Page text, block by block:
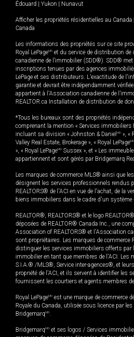
Édouard
Yukon Nunavut
Afficher les propriétés résidentielles au Canada
Canada
Les informations des propriétés sur ce site
Royal LePageMD et du service de distribution de
canadienne de l’immobilier (SDD®). SDD® met
inscriptions tenues par des agences
LePage et ses distributeurs. L'exactitude de
garantie et devrait être indépendamment
appartient à l'Association canadienne de
REALTOR.ca Installation de distribution de
*Tous les bureaux sont des propriétés
comprenant la mention « Services immobiliers
incluant sa division « Johnston & Daniel MD », «
Valley Real Estate, Brokerage », « Royal LePageMD
», « Royal LePageMD Sussex », et « Les
appartiennent et sont gérés par Bridgemarq
Les marques de commerce MLS® ainsi que
désignent les services professionnels rendus
REALTORS® de l'ACI en vue de l'achat, de la
biens immobiliers dans le cadre d'un système
REALTOR®, REALTORS® et le logo
déposées de REALTOR® Canada Inc., une
Association of REALTORS® et l'Association
sont propriétaires. Les marques de commerce
distinguer les services immobiliers offerts par
immobilier en tant que membres de l'ACI. Les
S.I.A.® /MLS®, Service inter-agences®, et
propriété de l'ACI, et ils servent à identifier les
fournissent les courtiers et agents membres
Royal LePageMD est une marque de commerce
Royale du Canada, utilisée sous licence par
BridgemarqMD.
BridgemarqMD et ses logos / Services